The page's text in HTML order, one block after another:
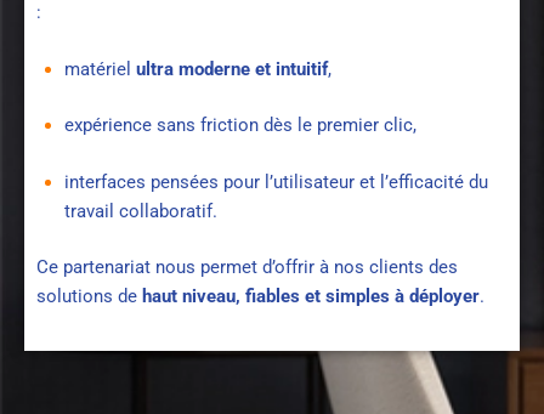
:
matériel ultra moderne et intuitif,
expérience sans friction dès le premier clic,
interfaces pensées pour l’utilisateur et l’efficacité du
travail collaboratif.
Ce partenariat nous permet d’offrir à nos clients des
solutions de haut niveau, fiables et simples à déployer.